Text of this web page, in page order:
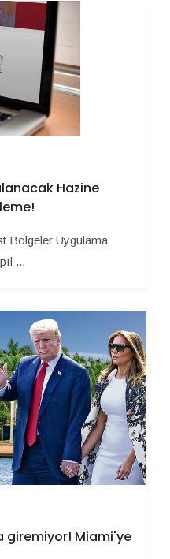
Hazine
Bölgeler Uygulama
...
giremiyor! Miami'ye